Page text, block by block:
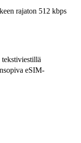
rajaton 512 kbps
eSIM-